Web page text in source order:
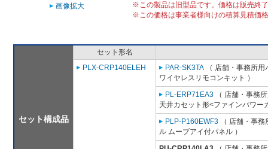
画像拡大
※この製品は旧型品です。価格は販売終
※この価格は事業者様向けの積算見積価
セット構成品
セット形名
PLX-CRP140ELEH
PAR-SK3TA （ 店舗・事務所
ワイヤレスリモコンキット ）
PL-ERP71EA3 （ 店舗・事務
天井カセット形<ファインパワー
PLP-P160EWF3 （ 店舗・事
ル ムーブアイ付パネル ）